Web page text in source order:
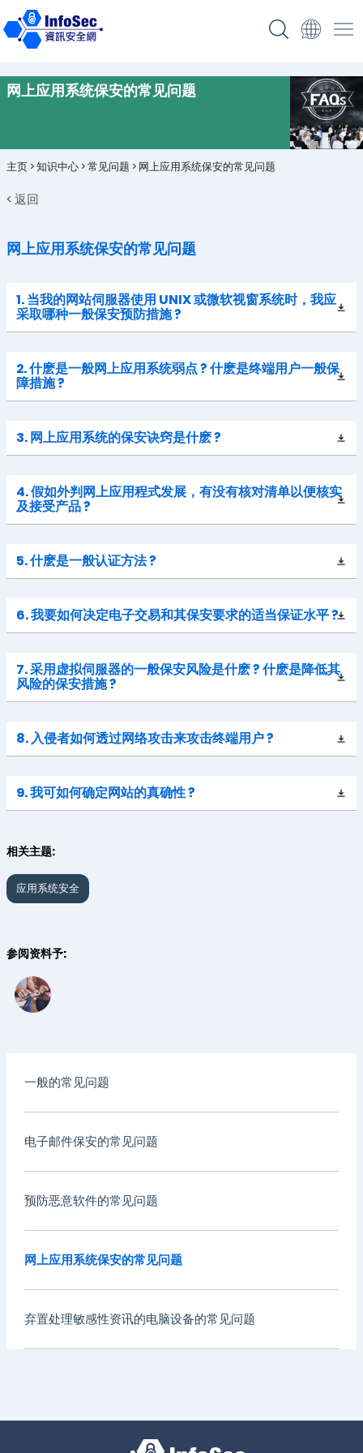
网上应用系统保安的常见问题
主页>知识中心>常见问题 > 网上应用系统保安的常见问题
< 返回
一般的常见问题
电子邮件保安的常见问题
预防恶意软件的常见问题
网上应用系统保安的常见问题
弃置处理敏感性资讯的电脑设备的常见问题
网上应用系统保安的常见问题
1. 当我的网站伺服器使用 UNIX 或微软视窗系统时，我应
采取哪种一般保安预防措施 ?
2. 什麽是一般网上应用系统弱点 ? 什麽是终端用户一般保
障措施 ?
3. 网上应用系统的保安诀窍是什麽 ?
4. 假如外判网上应用程式发展，有没有核对清单以便核实
及接受产品 ?
5. 什麽是一般认证方法 ?
6. 我要如何决定电子交易和其保安要求的适当保证水平 ?
7. 采用虚拟伺服器的一般保安风险是什麽 ? 什麽是降低其
风险的保安措施 ?
8. 入侵者如何透过网络攻击来攻击终端用户 ?
9. 我可如何确定网站的真确性 ?
相关主题:
应用系统安全
参阅资料予: